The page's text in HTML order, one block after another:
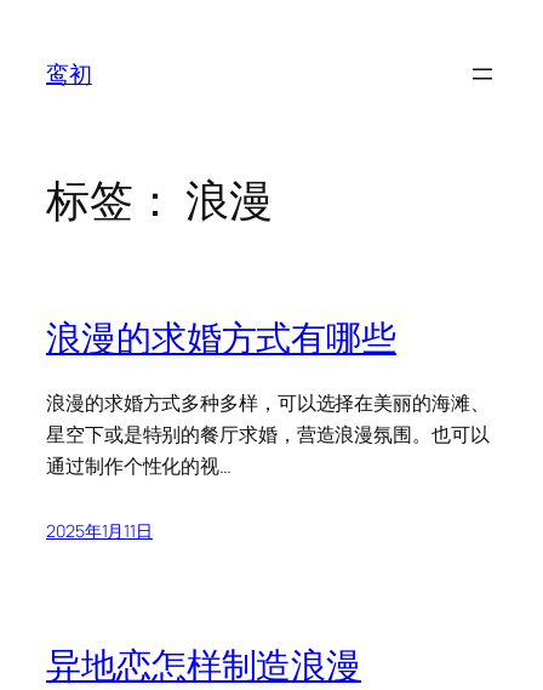
鸾初
标签： 浪漫
浪漫的求婚方式有哪些
浪漫的求婚方式多种多样，可以选择在美丽的海滩、
星空下或是特别的餐厅求婚，营造浪漫氛围。也可以
通过制作个性化的视…
2025年1月11日
异地恋怎样制造浪漫